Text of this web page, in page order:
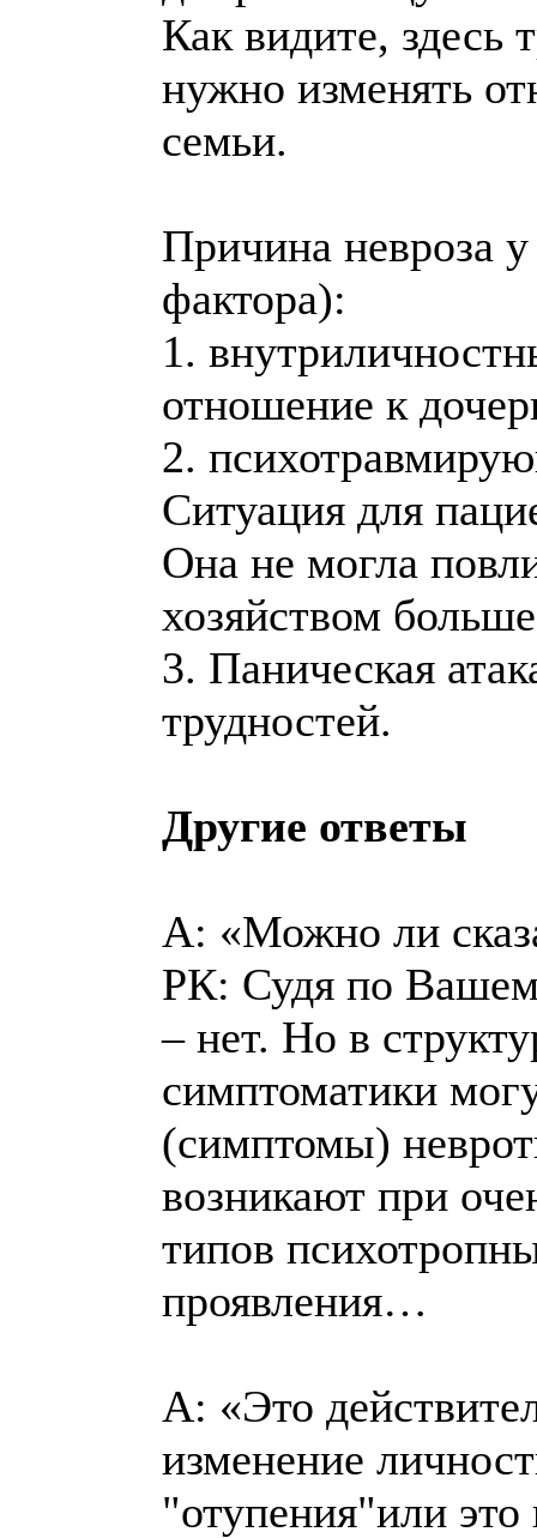
Как видите, здесь
нужно изменять
семьи.
Причина невроза
фактора):
1.
отношение к
2.
Ситуация для
Она не могла
хозяйством
3. Паническая
трудностей.
Другие ответы
А: «Можно ли
РК: Судя по
– нет. Но в
симптоматики
(симптомы)
возникают при
типов
проявления…
А: «Это
изменение
"отупения"или